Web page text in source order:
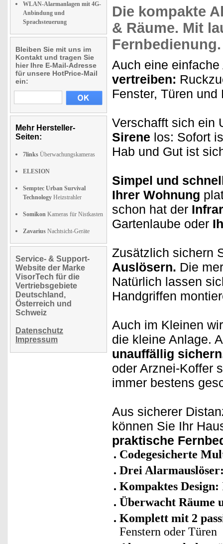
WLAN-Alarmanlagen mit 4G-
Anbindung und
Sprachsteuerung
Bleiben Sie mit uns im
Kontakt und tragen Sie
hier Ihre E-Mail-Adresse
für unsere HotPrice-Mail
ein:
Mehr Hersteller-
Seiten:
7links Überwachungskameras
ELESION
Semptec Urban Survival
Technology Heizstrahler
Somikon Kameras für Nistkasten
Zavarius Nachtsicht-Geräte
Service- & Support-
Website der Marke
VisorTech für die
Vertriebsgebiete
Deutschland,
Österreich und
Schweiz
Datenschutz
Impressum
Die kompakte
& Räume. Mit
Fernbedienung.
Auch eine
vertreiben:
Fenster, Türen
Verschafft sich ein
Sirene los: Sofort
Hab und Gut ist
Simpel und
Ihrer Wohnung
schon hat der
Gartenlaube oder
Zusätzlich sichern
Auslösern. Die
Natürlich lassen
Handgriffen
Auch im Kleinen
die kleine Anlage.
unauffällig
oder Arznei-Koffer
immer bestens
Aus sicherer
können Sie Ihr
praktische
Codegesicherte
Drei
Kompaktes Design:
Überwacht Räume
Komplett mit 2
Fenstern oder Türen